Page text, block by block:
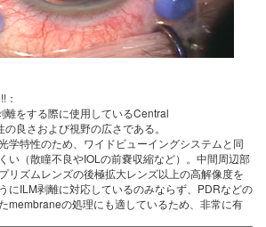
離をする際に使用しているCentral
良さおよび視野の広さである。
学特性のため、ワイドビューイングシステムと同
い（散瞳不良やIOLの前嚢収縮など）。中間周辺部
リズムレンズの後極拡大レンズ以上の高解像度を
にILM剥離に対応しているのみならず、PDRなどの
membraneの処理にも適しているため、非常に有